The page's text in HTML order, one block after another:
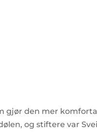
gjør den mer
og stiftere var